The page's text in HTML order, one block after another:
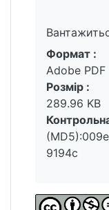
розглянуто
преси в
Ключові
меншини,
свідомості,
проблемно-
Формат :
Adobe PDF
Розмір :
289.96 KB
9194c